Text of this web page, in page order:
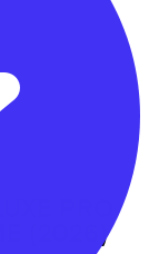
PRO
(2026)